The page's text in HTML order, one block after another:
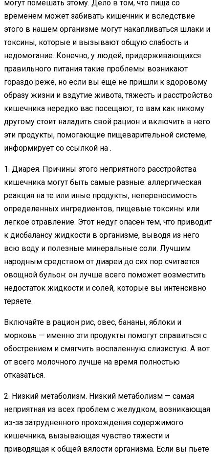
могут помешать этому. Дело в том, что пища со
временем может забивать кишечник и вследствие
этого в нашем организме могут накапливаться шлаки и
токсины, которые и вызывают общую слабость и
недомогание. Конечно, у людей, придерживающихся
правильного питания такие проблемы возникают
гораздо реже, но если вы ещё не пришли к здоровому
образу жизни и вздутие живота, тяжесть и расстройство
кишечника нередко вас посещают, то вам как никому
другому стоит наладить свой рацион и включить в него
эти продукты, помогающие пищеварительной системе,
информирует со ссылкой на .
1. Диарея. Причины этого неприятного расстройства
кишечника могут быть самые разные: аллергическая
реакция на те или иные продукты, непереносимость
определенных ингредиентов, пищевые токсины или
легкое отравление. Этот недуг опасен тем, что приводит
к дисбалансу жидкости в организме, выводя из него
всю воду и полезные минеральные соли. Лучшим
народным средством от диареи до сих пор считается
овощной бульон: он лучше всего поможет возместить
недостаток жидкости и солей, которые вы интенсивно
теряете.
Включайте в рацион рис, овес, бананы, яблоки и
морковь — именно эти продукты помогут справиться с
обострением и смягчить воспаленную слизистую. А вот
от всего молочного лучше на время полностью
отказаться.
2. Низкий метаболизм. Низкий метаболизм — самая
неприятная из всех проблем с желудком, возникающая
из-за затрудненного прохождения содержимого
кишечника, вызывающая чувство тяжести и
приводящая к общей вялости организма. Если вы пьете